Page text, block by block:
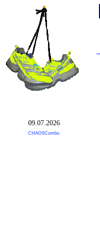
09.07.2026
CHAOSCombo